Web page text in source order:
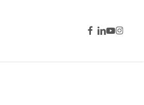
facebook
linkedin
youtubeinstagram